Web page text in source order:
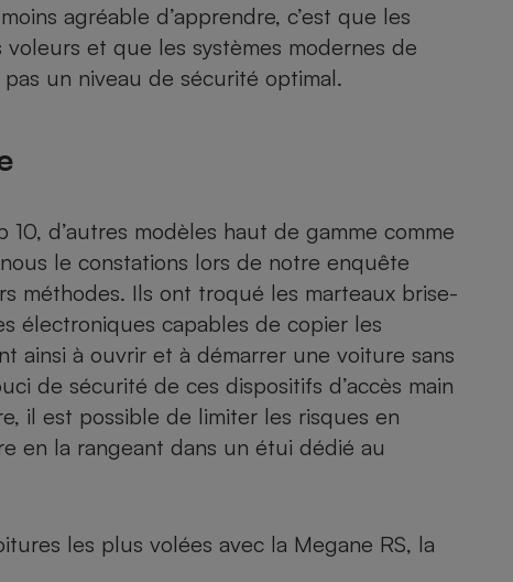
agréable d’apprendre, c’est que les
et que les systèmes modernes de
un niveau de sécurité optimal.
d’autres modèles haut de gamme comme
le constations lors de notre enquête
méthodes. Ils ont troqué les marteaux brise-
électroniques capables de copier les
ainsi à ouvrir et à démarrer une voiture sans
de sécurité de ces dispositifs d’accès main
il est possible de limiter les risques en
en la rangeant dans un étui dédié au
les plus volées avec la Megane RS, la
Aspirateur
-
Lessive